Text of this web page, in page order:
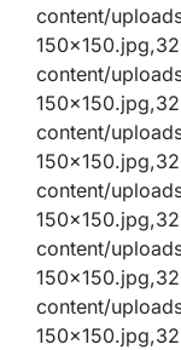
content/
content/
content/
content/
content/
content/